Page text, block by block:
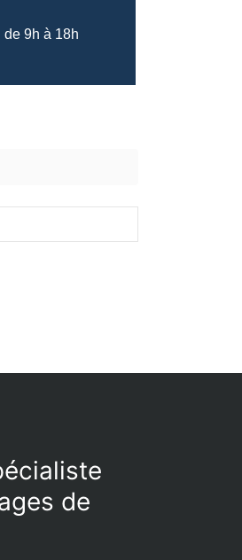
9h à 18h
de